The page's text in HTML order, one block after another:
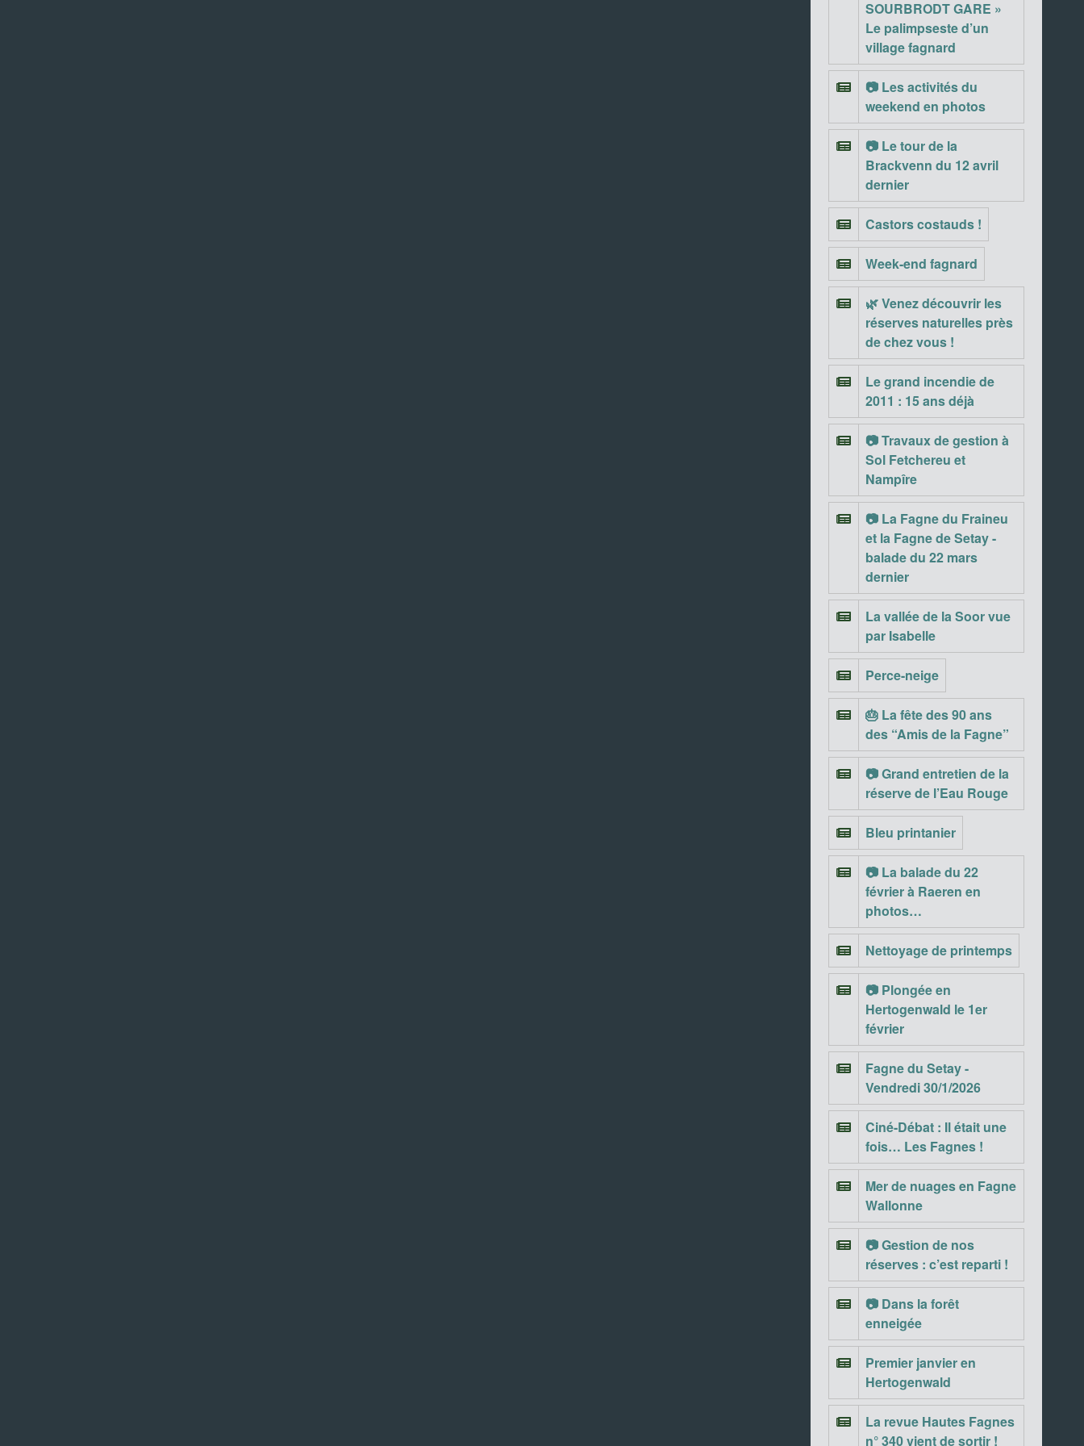
SOURBRODT GARE »
Le palimpseste d’un
village fagnard
📷 Les activités du
weekend en photos
📷 Le tour de la
Brackvenn du 12 avril
dernier
Castors costauds !
Week-end fagnard
🌿 Venez découvrir les
réserves naturelles près
de chez vous !
Le grand incendie de
2011 : 15 ans déjà
📷 Travaux de gestion à
Sol Fetchereu et
Nampîre
📷 La Fagne du Fraineu
et la Fagne de Setay -
balade du 22 mars
dernier
La vallée de la Soor vue
par Isabelle
Perce-neige
🎂 La fête des 90 ans
des “Amis de la Fagne”
📷 Grand entretien de la
réserve de l’Eau Rouge
Bleu printanier
📷 La balade du 22
février à Raeren en
photos…
Nettoyage de printemps
📷 Plongée en
Hertogenwald le 1er
février
Fagne du Setay -
Vendredi 30/1/2026
Ciné-Débat : Il était une
fois… Les Fagnes !
Mer de nuages en Fagne
Wallonne
📷 Gestion de nos
réserves : c’est reparti !
📷 Dans la forêt
enneigée
Premier janvier en
Hertogenwald
La revue Hautes Fagnes
n° 340 vient de sortir !